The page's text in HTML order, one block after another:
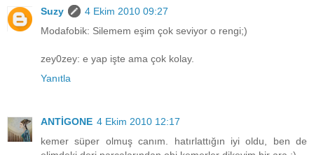
Suzy
4 Ekim 2010 09:27
Modafobik: Silemem eşim çok seviyor o rengi;)
zey0zey: e yap işte ama çok kolay.
Yanıtla
ANTİGONE 4 Ekim 2010 12:17
kemer süper olmuş canım. hatırlattığın iyi oldu, ben de